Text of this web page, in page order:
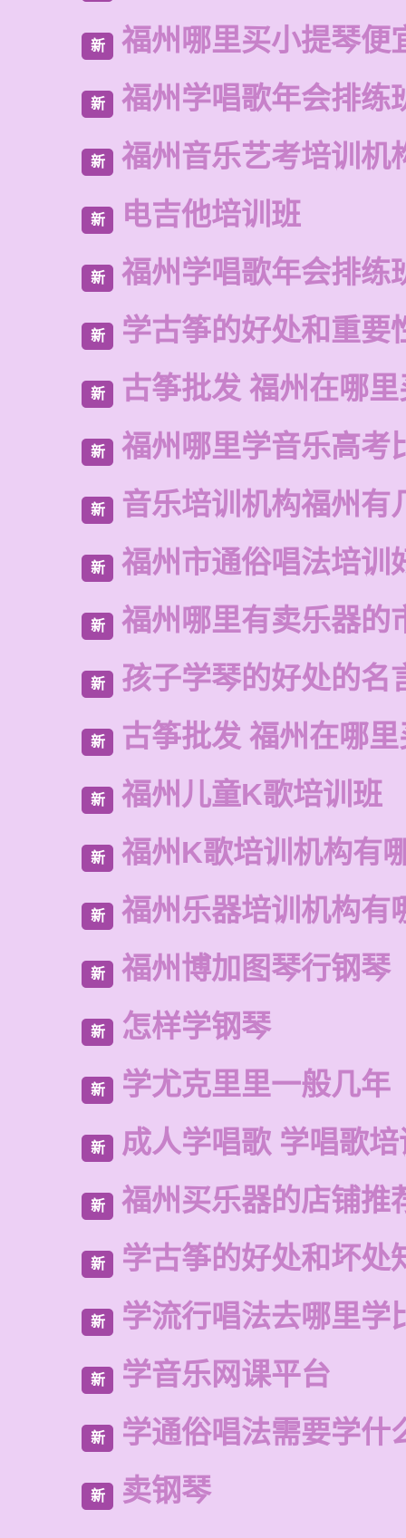
新 福州哪里买小提琴便
新 福州学唱歌年会排练
新 福州音乐艺考培训机
新 电吉他培训班
新 福州学唱歌年会排练
新 学古筝的好处和重要
新 古筝批发 福州在哪
新 福州哪里学音乐高考
新 音乐培训机构福州有
新 福州市通俗唱法培训
新 福州哪里有卖乐器的
新 孩子学琴的好处的名
新 古筝批发 福州在哪
新 福州儿童K歌培训班
新 福州K歌培训机构有
新 福州乐器培训机构有
新 福州博加图琴行钢琴
新 怎样学钢琴
新 学尤克里里一般几年
新 成人学唱歌 学唱歌
新 福州买乐器的店铺推
新 学古筝的好处和坏处
新 学流行唱法去哪里学
新 学音乐网课平台
新 学通俗唱法需要学什
新 卖钢琴